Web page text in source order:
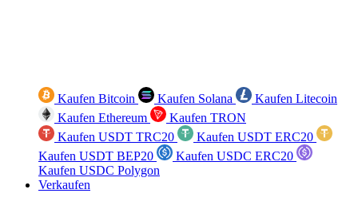
Kaufen Bitcoin Kaufen Solana
Kaufen Litecoin
Kaufen Ethereum
Kaufen TRON
Kaufen USDT TRC20
Kaufen USDT ERC20
Kaufen USDT BEP20
Kaufen USDC ERC20
Kaufen USDC Polygon
Verkaufen